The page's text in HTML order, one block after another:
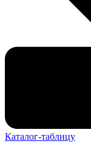
Каталог-таблицу